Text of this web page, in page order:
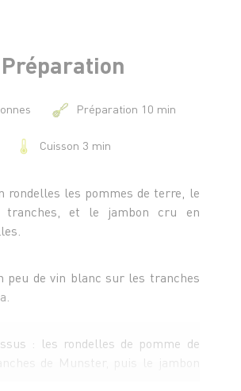
Préparation
Préparation 10 min
Cuisson 3 min
rondelles les pommes de terre, le
tranches, et le jambon cru en
peu de vin blanc sur les tranches
: les rondelles de pomme de
de Munster, puis le jambon